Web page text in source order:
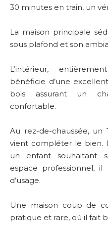
30 minutes en train, un
La maison principale
sous plafond et son
L’intérieur,
bénéficie d’une
bois assurant un
confortable.
Au rez-de-chaussée,
vient compléter le bien.
un enfant souhaitant
espace professionnel,
d’usage.
Une maison coup de
pratique et rare, où il fait